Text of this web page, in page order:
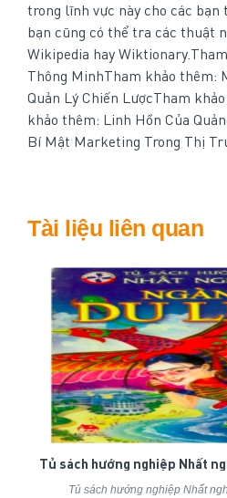
trong lĩnh vực này cho các bạn
bạn cũng có thể tra các thuật
Wikipedia hay
Thông MinhTham khảo thêm:
Quản Lý Chiến LượcTham
khảo thêm: Linh Hồn Của
Bí Mật Marketing Trong Thị
Tài liệu liên quan
Tủ sách hướng nghiệp Nhất
Tủ sách hướng nghiệp Nhất